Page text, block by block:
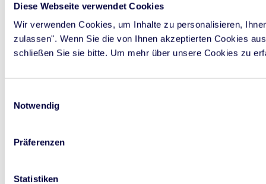
Diese Webseite verwendet Cookies
Wir verwenden Cookies, um Inhalte zu personalisieren,
zulassen". Wenn Sie die von Ihnen akzeptierten Cookies
schließen Sie sie bitte. Um mehr über unsere Cookies zu
Notwendig
Präferenzen
Statistiken